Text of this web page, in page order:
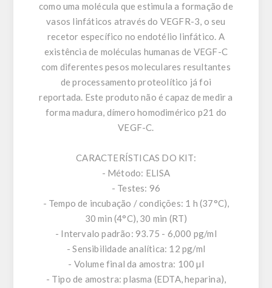
como uma molécula que estimula a formação de
vasos linfáticos através do VEGFR-3, o seu
recetor específico no endotélio linfático. A
existência de moléculas humanas de VEGF-C
com diferentes pesos moleculares resultantes
de processamento proteolítico já foi
reportada. Este produto não é capaz de medir a
forma madura, dímero homodimérico p21 do
VEGF-C.
CARACTERÍSTICAS DO KIT:
- Método: ELISA
- Testes: 96
- Tempo de incubação / condições: 1 h (37°C),
30 min (4°C), 30 min (RT)
- Intervalo padrão: 93.75 - 6,000 pg/ml
- Sensibilidade analítica: 12 pg/ml
- Volume final da amostra: 100 µl
- Tipo de amostra: plasma (EDTA, heparina),